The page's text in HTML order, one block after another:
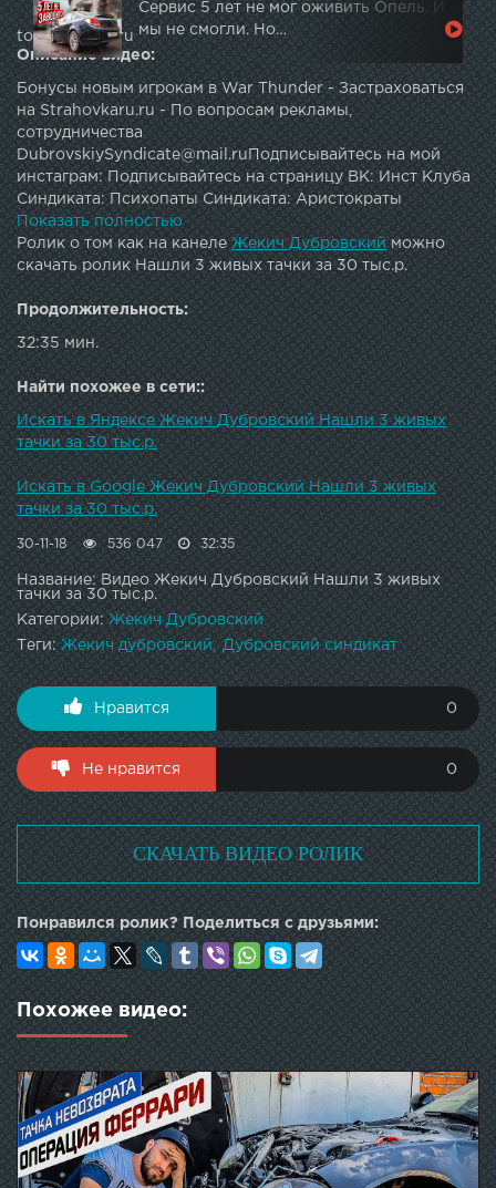
Сервис 5 лет не мог оживить Опель. И
мы не смогли. Но…
topautotube.ru
Описание видео:
Бонусы новым игрокам в War Thunder - Застраховаться
на Strahovkaru.ru - По вопросам рекламы,
сотрудничества
DubrovskiySyndicate@mail.ruПодписывайтесь на мой
инстаграм: Подписывайтесь на страницу ВК: Инст Клуба
Синдиката: Психопаты Синдиката: Аристократы
Синдиката: МУЗЫКА из видео:
====================================В моём
"Гараже Мечты" уже открыто 4 машины из 5: Жоповоз:
Toyota Land Cruiser 200Стиль: Volkswagen
SciroccoДрифт: Ваз 2105 (Жига номер два)Ведро: Ford
SierraДраг: Не открыто
Показать полностью
Ролик о том как на канелеЖекич Дубровский можно
скачать ролик Нашли 3 живых тачки за 30 тыс.р.
Продолжительность:
32:35 мин.
Найти похожее в сети::
Искать в Яндексе Жекич Дубровский Нашли 3 живых
тачки за 30 тыс.р.
Искать в Google Жекич Дубровский Нашли 3 живых
тачки за 30 тыс.р.
30-11-18 536 047 32:35
Название: Видео Жекич Дубровский Нашли 3 живых
тачки за 30 тыс.р.
Категории:Жекич Дубровский
Теги:Жекич дубровский Дубровский синдикат
Нравится 0
Не нравится 0
СКАЧАТЬ ВИДЕО РОЛИК
Понравился ролик? Поделиться с друзьями:
Похожее видео: